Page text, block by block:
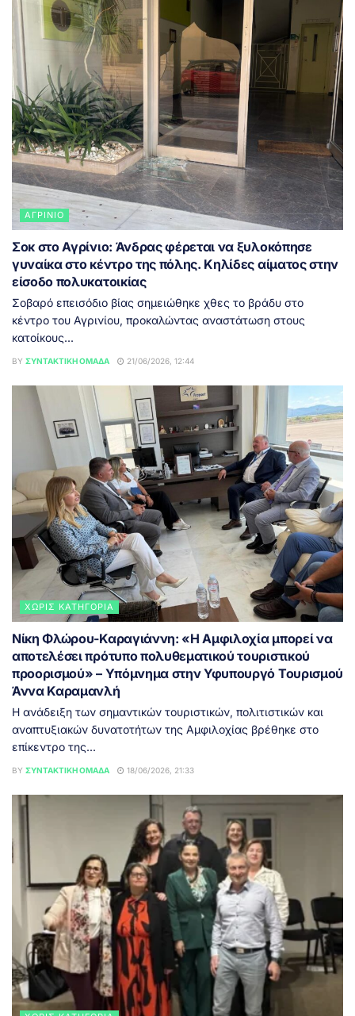
ΑΓΡΊΝΙΟ
Σοκ στο Αγρίνιο: Άνδρας φέρεται να ξυλοκόπησε
γυναίκα στο κέντρο της πόλης. Κηλίδες αίματος στην
είσοδο πολυκατοικίας
Σοβαρό επεισόδιο βίας σημειώθηκε χθες το βράδυ στο
κέντρο του Αγρινίου, προκαλώντας αναστάτωση στους
κατοίκους...
BY ΣΥΝΤΑΚΤΙΚΉ ΟΜΆΔΑ 21/06/2026, 12:44
ΧΩΡΊΣ ΚΑΤΗΓΟΡΊΑ
Νίκη Φλώρου-Καραγιάννη: «Η Αμφιλοχία μπορεί να
αποτελέσει πρότυπο πολυθεματικού τουριστικού
προορισμού» – Υπόμνημα στην Υφυπουργό Τουρισμού
Άννα Καραμανλή
Η ανάδειξη των σημαντικών τουριστικών, πολιτιστικών και
αναπτυξιακών δυνατοτήτων της Αμφιλοχίας βρέθηκε στο
επίκεντρο της...
BY ΣΥΝΤΑΚΤΙΚΉ ΟΜΆΔΑ 18/06/2026, 21:33